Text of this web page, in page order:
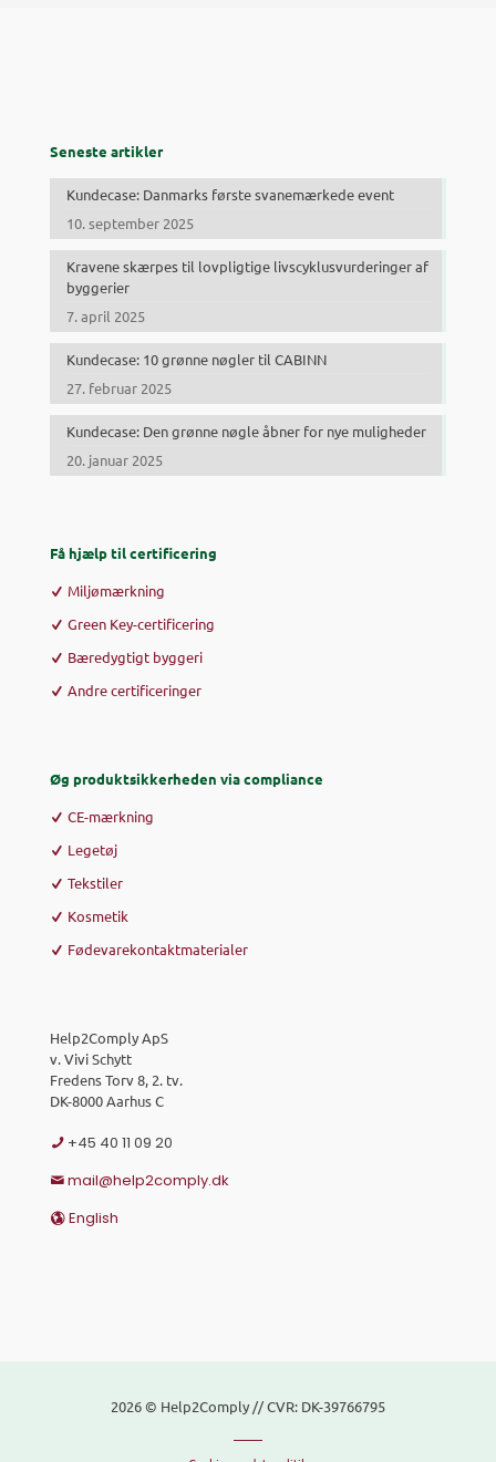
Seneste artikler
Kundecase: Danmarks første svanemærkede event
10. september 2025
Kravene skærpes til lovpligtige livscyklusvurderinger af
byggerier
7. april 2025
Kundecase: 10 grønne nøgler til CABINN
27. februar 2025
Kundecase: Den grønne nøgle åbner for nye muligheder
20. januar 2025
Få hjælp til certificering
Miljømærkning
Green Key-certificering
Bæredygtigt byggeri
Andre certificeringer
Øg produktsikkerheden via compliance
CE-mærkning
Legetøj
Tekstiler
Kosmetik
Fødevarekontaktmaterialer
Help2Comply ApS
v. Vivi Schytt
Fredens Torv 8, 2. tv.
DK-8000 Aarhus C
+45 40 11 09 20
mail@help2comply.dk
English
2026 © Help2Comply // CVR: DK-39766795